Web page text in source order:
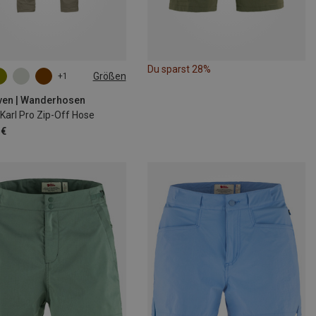
+1 Größen
| Wanderhosen
Pro Zip-Off Hose
M L XL
Du sparst 28%